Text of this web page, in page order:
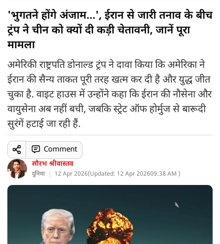
'भुगतने होंगे अंजाम…', ईरान से जारी तनाव के बीच
ट्रंप ने चीन को क्यों दी कड़ी चेतावनी, जानें पूरा
मामला
अमेरिकी राष्ट्रपति डोनाल्ड ट्रंप ने दावा किया कि अमेरिका ने
ईरान की सैन्य ताकत पूरी तरह खत्म कर दी है और युद्ध जीत
चुका है. वाइट हाउस में उन्होंने कहा कि ईरान की नौसेना और
वायुसेना अब नहीं बची, जबकि स्ट्रेट ऑफ होर्मुज से बारूदी
सुरंगें हटाई जा रही हैं.
सौरभ श्रीवास्तव
दुनिया 12 Apr 2026(Updated: 12 Apr 202609:38 AM )
Comment